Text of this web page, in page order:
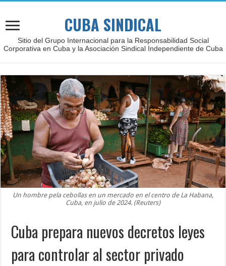
CUBA SINDICAL
Sitio del Grupo Internacional para la Responsabilidad Social
Corporativa en Cuba y la Asociación Sindical Independiente de Cuba
Un hombre pela cebollas en un mercado en el centro de La Habana,
Cuba, en julio de 2024. (Reuters)
Cuba prepara nuevos decretos leyes
para controlar al sector privado